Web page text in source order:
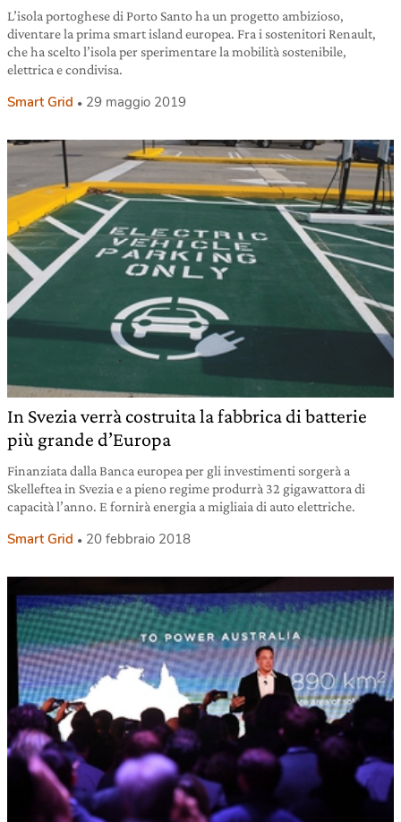
L’isola portoghese di Porto Santo ha un progetto ambizioso,
diventare la prima smart island europea. Fra i sostenitori Renault,
che ha scelto l’isola per sperimentare la mobilità sostenibile,
elettrica e condivisa.
Smart Grid 29 maggio 2019
In Svezia verrà costruita la fabbrica di batterie
più grande d’Europa
Finanziata dalla Banca europea per gli investimenti sorgerà a
Skelleftea in Svezia e a pieno regime produrrà 32 gigawattora di
capacità l’anno. E fornirà energia a migliaia di auto elettriche.
Smart Grid 20 febbraio 2018